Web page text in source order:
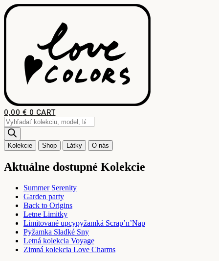
Preskočiť
na
0,00 € 0 CART
Products
search
Kolekcie Shop Látky O nás
Aktuálne dostupné Kolekcie
Summer Serenity
Garden party
Back to Origins
Letne Limitky
Limitované upcypyžamká Scrap’n’Nap
Pyžamka Sladké Sny
Letná kolekcia Voyage
Zimná kolekcia Love Charms